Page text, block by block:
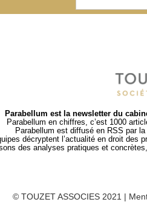
Parabellum est la newsletter du
Parabellum en chiffres, c’est 1000
Parabellum est diffusé en RSS par
décryptent l’actualité en droit des
des analyses pratiques et
© TOUZET ASSOCIES 2021 |